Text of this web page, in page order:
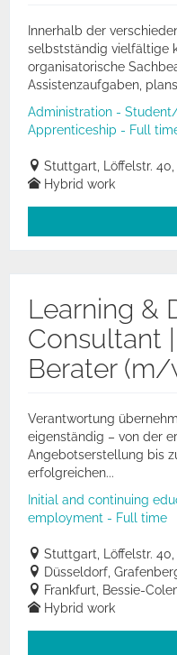
Innerhalb der
selbstständig vielfältige
organisatorische
Assistenzaufgaben,
Administration -
Apprenticeship - Full
Stuttgart, Löffelstr.
Hybrid work
Learning &
Consultant
Berater
Verantwortung
eigenständig – von der
Angebotserstellung bis
erfolgreichen...
Initial and continuing
employment - Full time
Stuttgart, Löffelstr.
Düsseldorf,
Frankfurt, Bessie-
Hybrid work